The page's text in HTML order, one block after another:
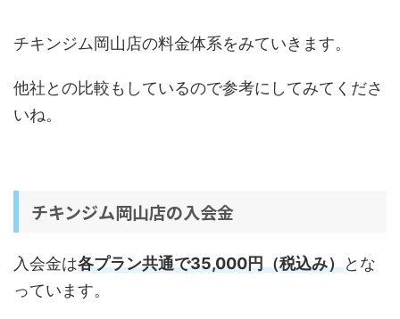
チキンジム岡山店の料金体系をみていきます。
他社との比較もしているので参考にしてみてくださ
いね。
チキンジム岡山店の入会金
入会金は各プラン共通で35,000円（税込み）とな
っています。